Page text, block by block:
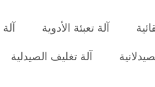
آلة تعبئة الأدوية
آلة تغليف الصيدلية